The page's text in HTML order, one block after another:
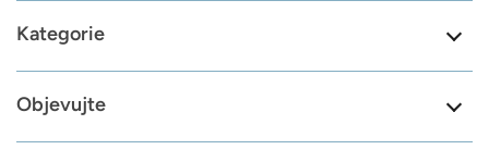
Kategorie
Objevujte